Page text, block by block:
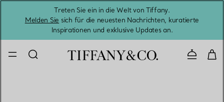
Treten Sie ein in die Welt von Tiffany.
Melden Sie sich für die neuesten Nachrichten, kuratierte
Inspirationen und exklusive Updates an.